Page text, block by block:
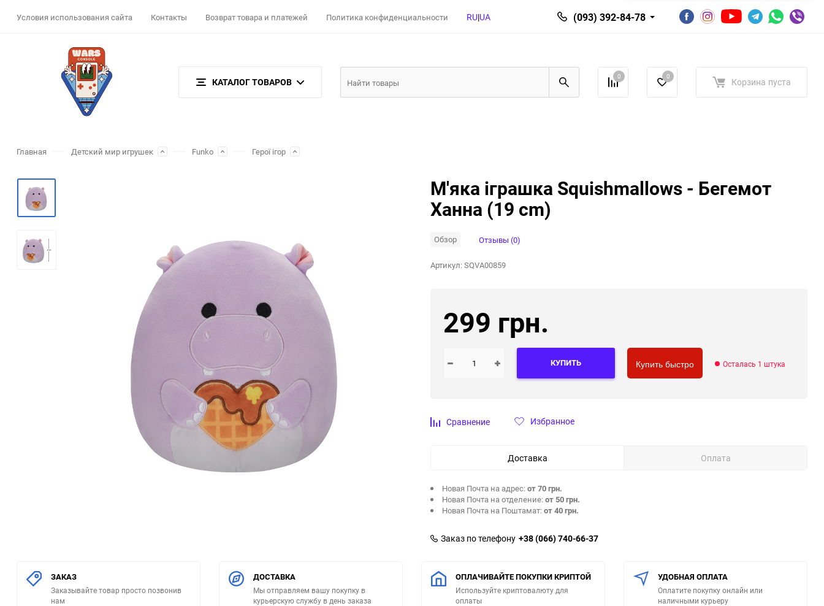
Условия использования сайта Контакты Возврат товара и платежей Политика конфиденциальности RU|UA (093) 392-84-78
КАТАЛОГ ТОВАРОВ 0 0 Корзина пуста
Главная Детский мир игрушек Funko Герої ігор
М'яка іграшка Squishmallows - Бегемот
Ханна (19 cm)
Обзор Отзывы (0)
Артикул:SQVA00859
299 грн.
КУПИТЬ Купить быстро Осталась 1 штука
Сравнение Избранное
Доставка Оплата
Новая Почта на адрес:от 70 грн.
Новая Почта на отделение:от 50 грн.
Новая Почта на Поштамат:от 40 грн.
Заказ по телефону +38 (066) 740-66-37
ЗАКАЗ
Заказывайте товар просто позвонив
нам
ДОСТАВКА
Мы отправляем вашу покупку в
курьерскую службу в день заказа
ОПЛАЧИВАЙТЕ ПОКУПКИ КРИПТОЙ
Используйте криптовалюту для
оплаты
УДОБНАЯ ОПЛАТА
Оплатите покупку онлайн или
наличными курьеру